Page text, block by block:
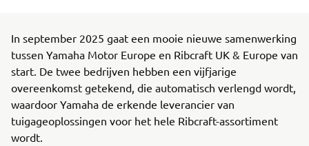
In september 2025 gaat een mooie nieuwe samenwerking
tussen Yamaha Motor Europe en Ribcraft UK & Europe van
start. De twee bedrijven hebben een vijfjarige
overeenkomst getekend, die automatisch verlengd wordt,
waardoor Yamaha de erkende leverancier van
tuigageoplossingen voor het hele Ribcraft-assortiment
wordt.